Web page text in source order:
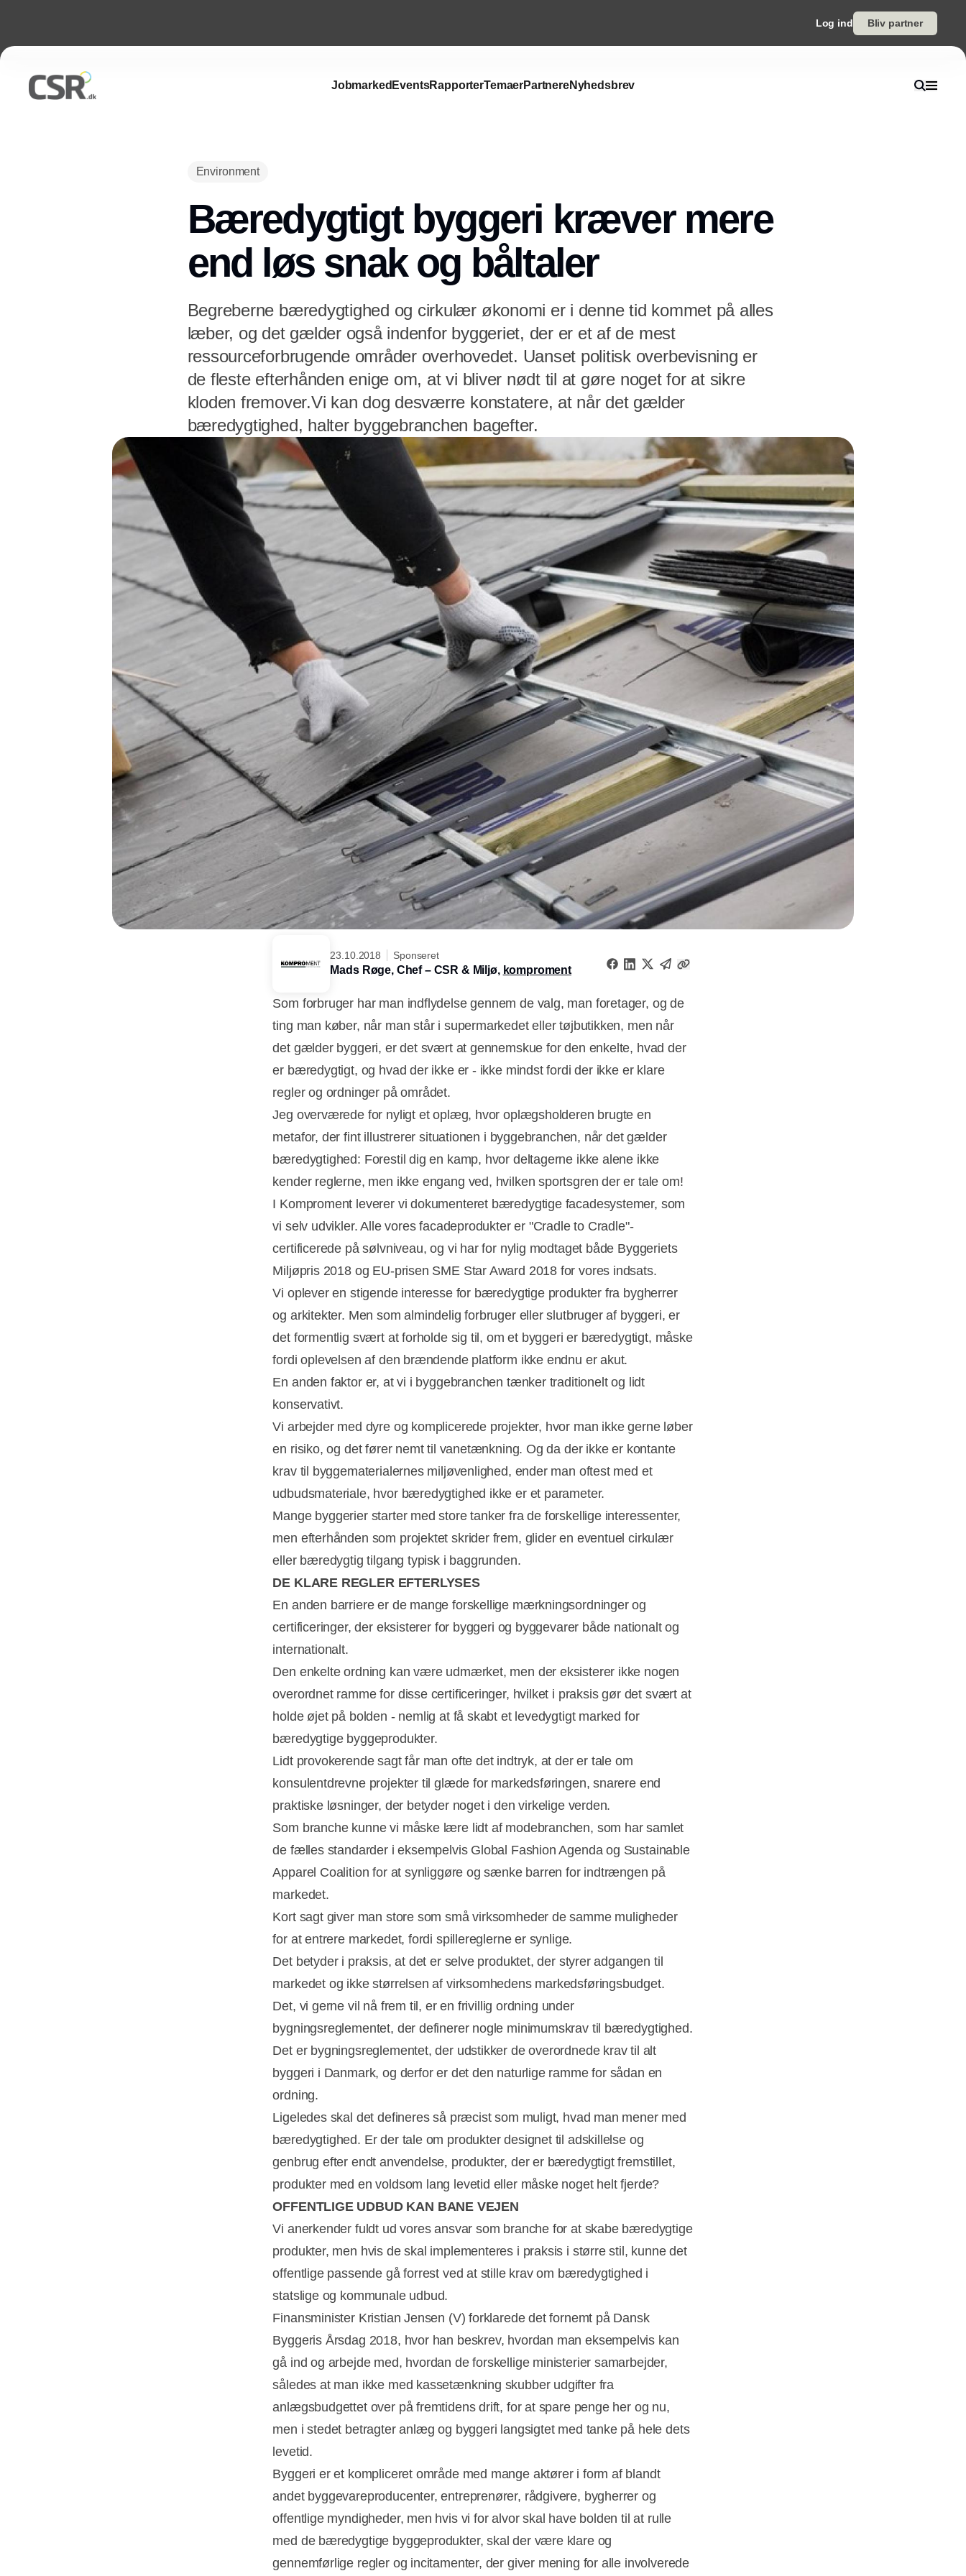
Log ind Bliv partner
Jobmarked EventsRapporterTemaerPartnereNyhedsbrev
Environment
Bæredygtigt byggeri kræver mere
end løs snak og båltaler
Begreberne bæredygtighed og cirkulær økonomi er i denne tid kommet på alles
læber, og det gælder også indenfor byggeriet, der er et af de mest
ressourceforbrugende områder overhovedet. Uanset politisk overbevisning er
de fleste efterhånden enige om, at vi bliver nødt til at gøre noget for at sikre
kloden fremover.Vi kan dog desværre konstatere, at når det gælder
bæredygtighed, halter byggebranchen bagefter.
23.10.2018 Sponseret
Mads Røge, Chef – CSR & Miljø, komproment
Som forbruger har man indflydelse gennem de valg, man foretager, og de
ting man køber, når man står i supermarkedet eller tøjbutikken, men når
det gælder byggeri, er det svært at gennemskue for den enkelte, hvad der
er bæredygtigt, og hvad der ikke er - ikke mindst fordi der ikke er klare
regler og ordninger på området.
Jeg overværede for nyligt et oplæg, hvor oplægsholderen brugte en
metafor, der fint illustrerer situationen i byggebranchen, når det gælder
bæredygtighed: Forestil dig en kamp, hvor deltagerne ikke alene ikke
kender reglerne, men ikke engang ved, hvilken sportsgren der er tale om!
I Komproment leverer vi dokumenteret bæredygtige facadesystemer, som
vi selv udvikler. Alle vores facadeprodukter er "Cradle to Cradle"-
certificerede på sølvniveau, og vi har for nylig modtaget både Byggeriets
Miljøpris 2018 og EU-prisen SME Star Award 2018 for vores indsats.
Vi oplever en stigende interesse for bæredygtige produkter fra bygherrer
og arkitekter. Men som almindelig forbruger eller slutbruger af byggeri, er
det formentlig svært at forholde sig til, om et byggeri er bæredygtigt, måske
fordi oplevelsen af den brændende platform ikke endnu er akut.
En anden faktor er, at vi i byggebranchen tænker traditionelt og lidt
konservativt.
Vi arbejder med dyre og komplicerede projekter, hvor man ikke gerne løber
en risiko, og det fører nemt til vanetænkning. Og da der ikke er kontante
krav til byggematerialernes miljøvenlighed, ender man oftest med et
udbudsmateriale, hvor bæredygtighed ikke er et parameter.
Mange byggerier starter med store tanker fra de forskellige interessenter,
men efterhånden som projektet skrider frem, glider en eventuel cirkulær
eller bæredygtig tilgang typisk i baggrunden.
DE KLARE REGLER EFTERLYSES
En anden barriere er de mange forskellige mærkningsordninger og
certificeringer, der eksisterer for byggeri og byggevarer både nationalt og
internationalt.
Den enkelte ordning kan være udmærket, men der eksisterer ikke nogen
overordnet ramme for disse certificeringer, hvilket i praksis gør det svært at
holde øjet på bolden - nemlig at få skabt et levedygtigt marked for
bæredygtige byggeprodukter.
Lidt provokerende sagt får man ofte det indtryk, at der er tale om
konsulentdrevne projekter til glæde for markedsføringen, snarere end
praktiske løsninger, der betyder noget i den virkelige verden.
Som branche kunne vi måske lære lidt af modebranchen, som har samlet
de fælles standarder i eksempelvis Global Fashion Agenda og Sustainable
Apparel Coalition for at synliggøre og sænke barren for indtrængen på
markedet.
Kort sagt giver man store som små virksomheder de samme muligheder
for at entrere markedet, fordi spillereglerne er synlige.
Det betyder i praksis, at det er selve produktet, der styrer adgangen til
markedet og ikke størrelsen af virksomhedens markedsføringsbudget.
Det, vi gerne vil nå frem til, er en frivillig ordning under
bygningsreglementet, der definerer nogle minimumskrav til bæredygtighed.
Det er bygningsreglementet, der udstikker de overordnede krav til alt
byggeri i Danmark, og derfor er det den naturlige ramme for sådan en
ordning.
Ligeledes skal det defineres så præcist som muligt, hvad man mener med
bæredygtighed. Er der tale om produkter designet til adskillelse og
genbrug efter endt anvendelse, produkter, der er bæredygtigt fremstillet,
produkter med en voldsom lang levetid eller måske noget helt fjerde?
OFFENTLIGE UDBUD KAN BANE VEJEN
Vi anerkender fuldt ud vores ansvar som branche for at skabe bæredygtige
produkter, men hvis de skal implementeres i praksis i større stil, kunne det
offentlige passende gå forrest ved at stille krav om bæredygtighed i
statslige og kommunale udbud.
Finansminister Kristian Jensen (V) forklarede det fornemt på Dansk
Byggeris Årsdag 2018, hvor han beskrev, hvordan man eksempelvis kan
gå ind og arbejde med, hvordan de forskellige ministerier samarbejder,
således at man ikke med kassetænkning skubber udgifter fra
anlægsbudgettet over på fremtidens drift, for at spare penge her og nu,
men i stedet betragter anlæg og byggeri langsigtet med tanke på hele dets
levetid.
Byggeri er et kompliceret område med mange aktører i form af blandt
andet byggevareproducenter, entreprenører, rådgivere, bygherrer og
offentlige myndigheder, men hvis vi for alvor skal have bolden til at rulle
med de bæredygtige byggeprodukter, skal der være klare og
gennemførlige regler og incitamenter, der giver mening for alle involverede